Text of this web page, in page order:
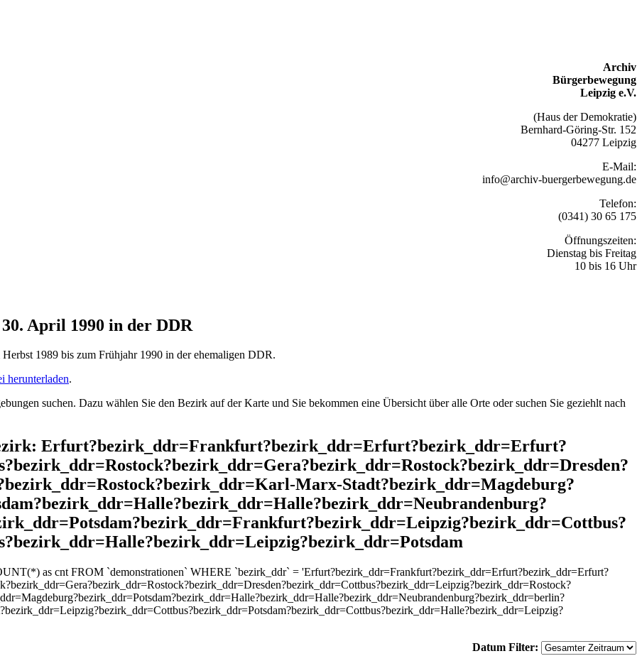
Archiv
Bürgerbewegung
Leipzig e.V.
(Haus der Demokratie)
Bernhard-Göring-Str. 152
04277 Leipzig
E-Mail:
info@archiv-buergerbewegung.de
Telefon:
(0341) 30 65 175
Öffnungszeiten:
Dienstag bis Freitag
10 bis 16 Uhr
April 1990 in der DDR
1989 bis zum Frühjahr 1990 in der ehemaligen DDR.
herunterladen.
suchen. Dazu wählen Sie den Bezirk auf der Karte und Sie bekommen eine Übersicht über alle Orte oder suchen Sie geziehlt nach
Erfurt?bezirk_ddr=Frankfurt?bezirk_ddr=Erfurt?bezirk_ddr=Erfurt?
Marx-Stadt?bezirk_ddr=Magdeburg?
as cnt FROM `demonstrationen` WHERE `bezirk_ddr` = 'Erfurt?bezirk_ddr=Frankfurt?bezirk_ddr=Erfurt?bezirk_ddr=Erfurt?
Datum Filter: